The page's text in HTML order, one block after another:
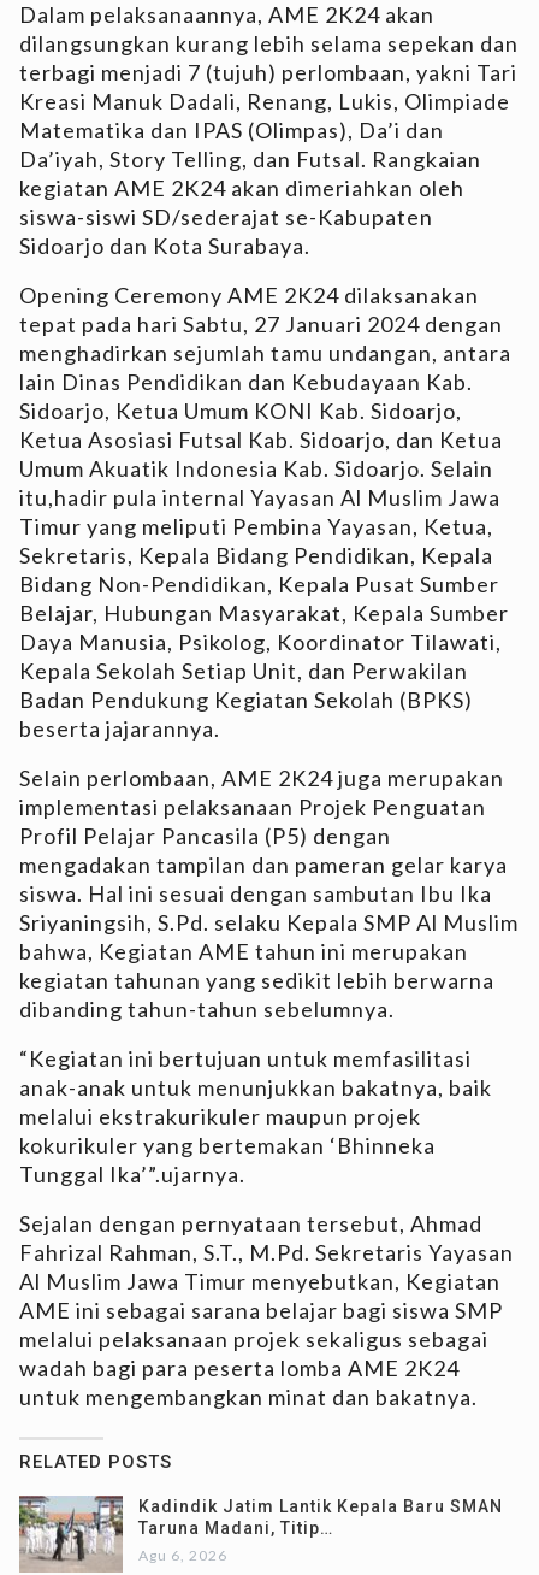
Dalam pelaksanaannya, AME 2K24 akan
dilangsungkan kurang lebih selama sepekan dan
terbagi menjadi 7 (tujuh) perlombaan, yakni Tari
Kreasi Manuk Dadali, Renang, Lukis, Olimpiade
Matematika dan IPAS (Olimpas), Da’i dan
Da’iyah, Story Telling, dan Futsal. Rangkaian
kegiatan AME 2K24 akan dimeriahkan oleh
siswa-siswi SD/sederajat se-Kabupaten
Sidoarjo dan Kota Surabaya.
Opening Ceremony AME 2K24 dilaksanakan
tepat pada hari Sabtu, 27 Januari 2024 dengan
menghadirkan sejumlah tamu undangan, antara
lain Dinas Pendidikan dan Kebudayaan Kab.
Sidoarjo, Ketua Umum KONI Kab. Sidoarjo,
Ketua Asosiasi Futsal Kab. Sidoarjo, dan Ketua
Umum Akuatik Indonesia Kab. Sidoarjo. Selain
itu,hadir pula internal Yayasan Al Muslim Jawa
Timur yang meliputi Pembina Yayasan, Ketua,
Sekretaris, Kepala Bidang Pendidikan, Kepala
Bidang Non-Pendidikan, Kepala Pusat Sumber
Belajar, Hubungan Masyarakat, Kepala Sumber
Daya Manusia, Psikolog, Koordinator Tilawati,
Kepala Sekolah Setiap Unit, dan Perwakilan
Badan Pendukung Kegiatan Sekolah (BPKS)
beserta jajarannya.
Selain perlombaan, AME 2K24 juga merupakan
implementasi pelaksanaan Projek Penguatan
Profil Pelajar Pancasila (P5) dengan
mengadakan tampilan dan pameran gelar karya
siswa. Hal ini sesuai dengan sambutan Ibu Ika
Sriyaningsih, S.Pd. selaku Kepala SMP Al Muslim
bahwa, Kegiatan AME tahun ini merupakan
kegiatan tahunan yang sedikit lebih berwarna
dibanding tahun-tahun sebelumnya.
“Kegiatan ini bertujuan untuk memfasilitasi
anak-anak untuk menunjukkan bakatnya, baik
melalui ekstrakurikuler maupun projek
kokurikuler yang bertemakan ‘Bhinneka
Tunggal Ika’”.ujarnya.
Sejalan dengan pernyataan tersebut, Ahmad
Fahrizal Rahman, S.T., M.Pd. Sekretaris Yayasan
Al Muslim Jawa Timur menyebutkan, Kegiatan
AME ini sebagai sarana belajar bagi siswa SMP
melalui pelaksanaan projek sekaligus sebagai
wadah bagi para peserta lomba AME 2K24
untuk mengembangkan minat dan bakatnya.
RELATED POSTS
Kadindik Jatim Lantik Kepala Baru SMAN
Taruna Madani, Titip…
Agu 6, 2026